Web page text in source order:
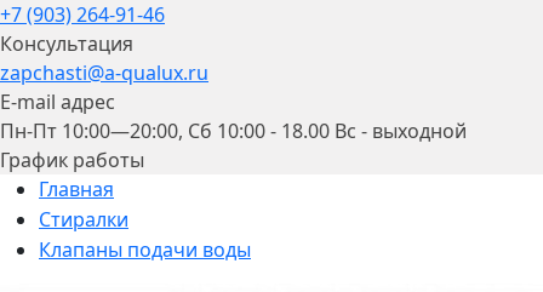
+7 (903) 264-91-46
Консультация
zapchasti@a-qualux.ru
E-mail адрес
Пн-Пт 10:00—20:00, Сб 10:00 - 18.00 Вс - выходной
График работы
Главная
Стиралки
Клапаны подачи воды